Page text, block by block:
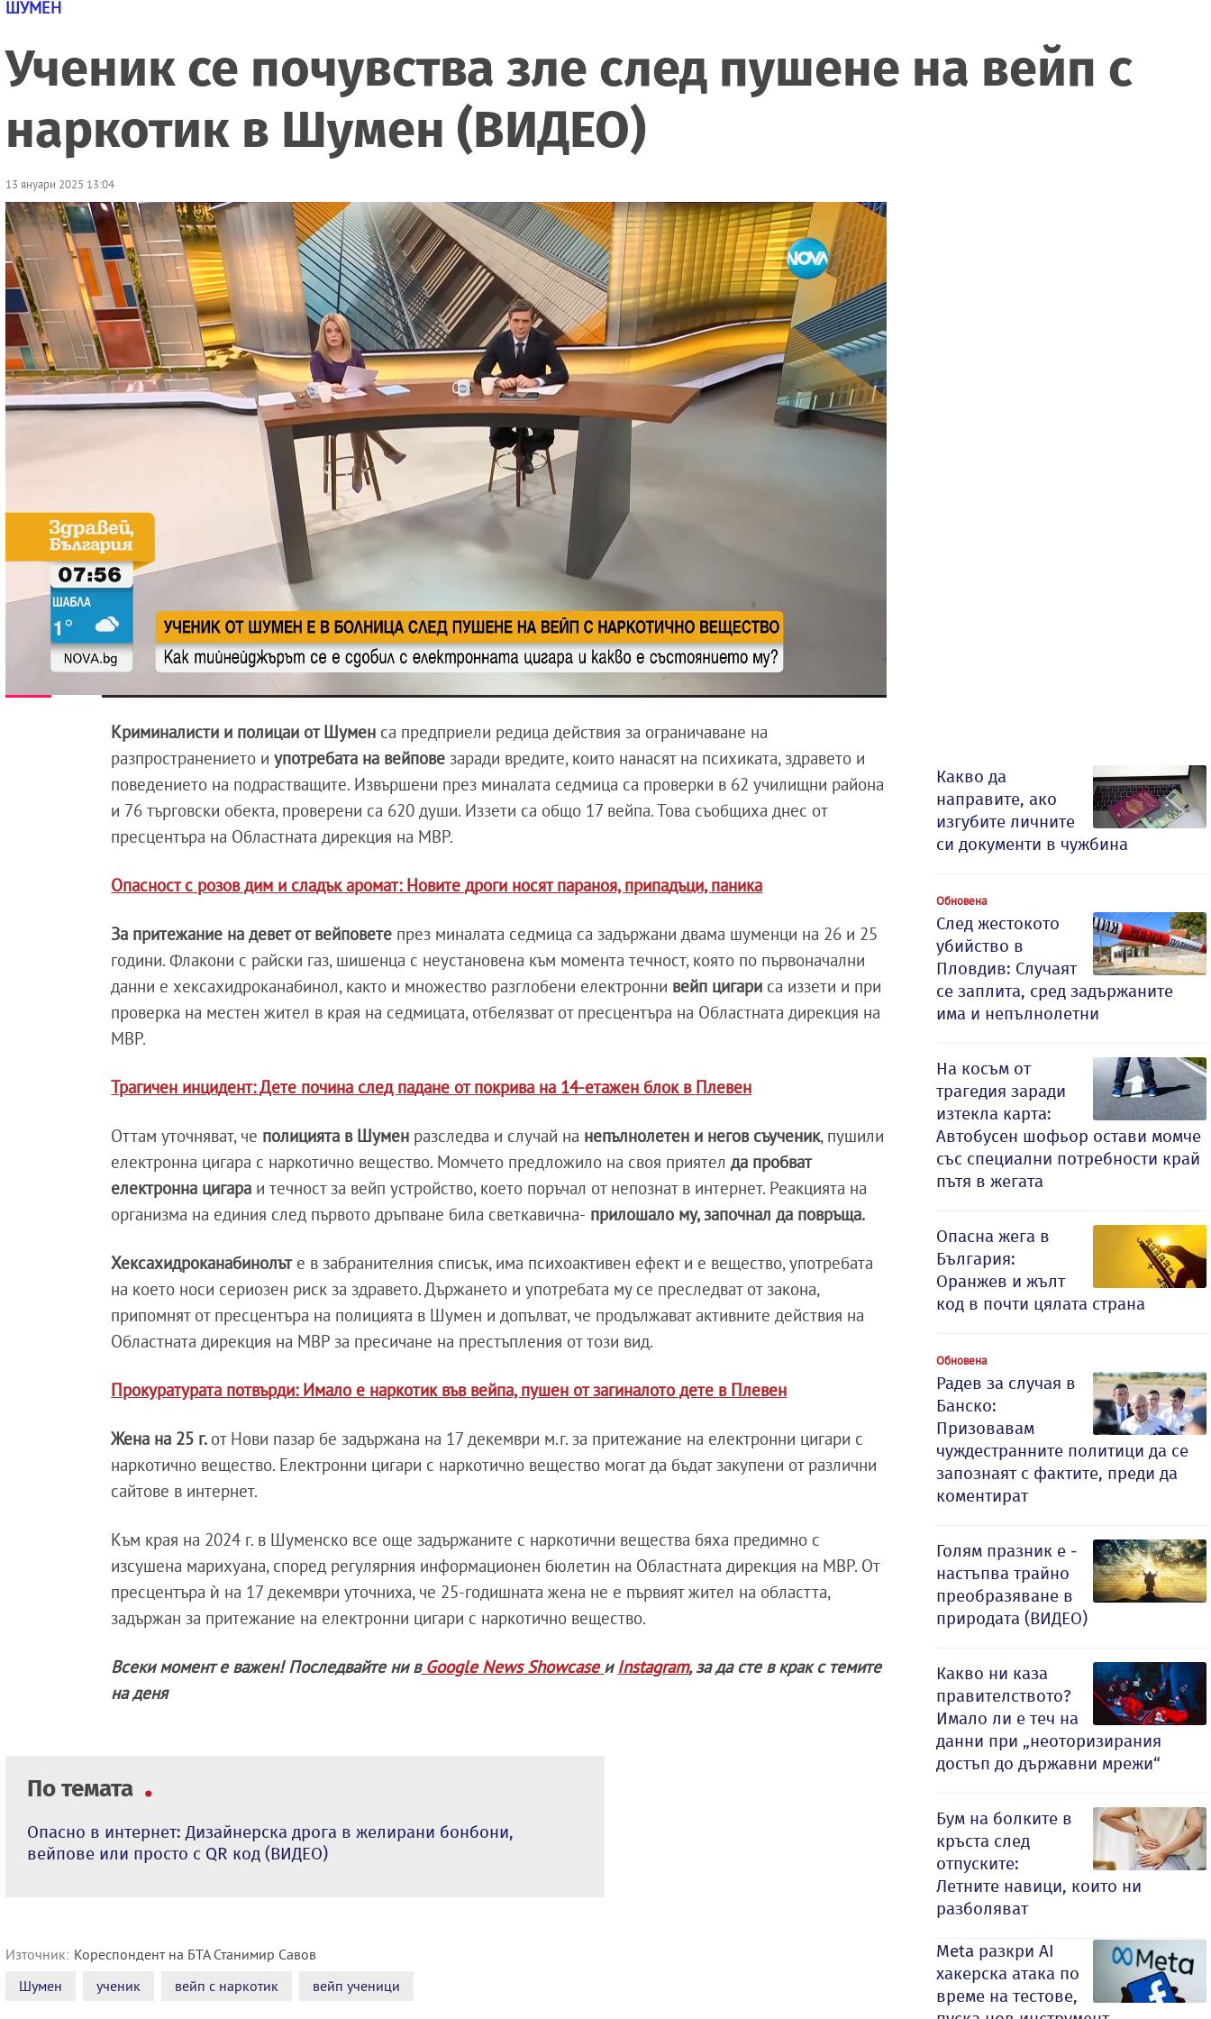
ШУМЕН
Ученик се почувства зле след пушене на вейп с
наркотик в Шумен (ВИДЕО)
13 януари 2025 13:04
Криминалисти и полицаи от Шумен са предприели редица действия за ограничаване на
разпространението и употребата на вейпове заради вредите, които нанасят на психиката, здравето и
поведението на подрастващите. Извършени през миналата седмица са проверки в 62 училищни района
и 76 търговски обекта, проверени са 620 души. Иззети са общо 17 вейпа. Това съобщиха днес от
пресцентъра на Областната дирекция на МВР.
Опасност с розов дим и сладък аромат: Новите дроги носят параноя, припадъци, паника
За притежание на девет от вейповете през миналата седмица са задържани двама шуменци на 26 и 25
години. Флакони с райски газ, шишенца с неустановена към момента течност, която по първоначални
данни е хексахидроканабинол, както и множество разглобени електронни вейп цигари са иззети и при
проверка на местен жител в края на седмицата, отбелязват от пресцентъра на Областната дирекция на
МВР.
Трагичен инцидент: Дете почина след падане от покрива на 14-етажен блок в Плевен
Оттам уточняват, че полицията в Шумен разследва и случай на непълнолетен и негов съученик, пушили
електронна цигара с наркотично вещество. Момчето предложило на своя приятелда пробват
електронна цигара и течност за вейп устройство, което поръчал от непознат в интернет. Реакцията на
организма на единия след първото дръпване била светкавична- прилошало му, започнал да повръща.
Хексахидроканабинолъте в забранителния списък, има психоактивен ефект и е вещество, употребата
на което носи сериозен риск за здравето. Държането и употребата му се преследват от закона,
припомнят от пресцентъра на полицията в Шумен и допълват, че продължават активните действия на
Областната дирекция на МВР за пресичане на престъпления от този вид.
Прокуратурата потвърди: Имало е наркотик във вейпа, пушен от загиналото дете в Плевен
Жена на 25 г. от Нови пазар бе задържана на 17 декември м.г. за притежание на електронни цигари с
наркотично вещество. Електронни цигари с наркотично вещество могат да бъдат закупени от различни
сайтове в интернет.
Към края на 2024 г. в Шуменско все още задържаните с наркотични вещества бяха предимно с
изсушена марихуана, според регулярния информационен бюлетин на Областната дирекция на МВР. От
пресцентъра ѝ на 17 декември уточниха, че 25-годишната жена не е първият жител на областта,
задържан за притежание на електронни цигари с наркотично вещество.
Всеки момент е важен! Последвайте ни вGoogle News Showcaseи Instagram, за да сте в крак с темите
на деня
По темата
Опасно в интернет: Дизайнерска дрога в желирани бонбони,
вейпове или просто с QR код (ВИДЕО)
Източник: Кореспондент на БТА Станимир Савов
Шумен
ученик вейп с наркотик вейп ученици
Какво да
направите, ако
изгубите личните
си документи в чужбина
Обновена
След жестокото
убийство в
Пловдив: Случаят
се заплита, сред задържаните
има и непълнолетни
На косъм от
трагедия заради
изтекла карта:
Автобусен шофьор остави момче
със специални потребности край
пътя в жегата
Опасна жега в
България:
Оранжев и жълт
код в почти цялата страна
Обновена
Радев за случая в
Банско:
Призовавам
чуждестранните политици да се
запознаят с фактите, преди да
коментират
Голям празник е -
настъпва трайно
преобразяване в
природата (ВИДЕО)
Какво ни каза
правителството?
Имало ли е теч на
данни при „неоторизирания
достъп до държавни мрежи“
Бум на болките в
кръста след
отпуските:
Летните навици, които ни
разболяват
Meta разкри AI
хакерска атака по
време на тестове,